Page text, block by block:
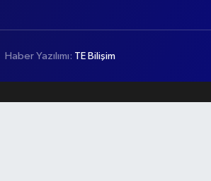
Haber Yazılımı: TE Bilişim